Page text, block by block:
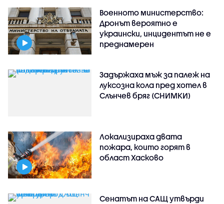
Военното министерство:
Дронът вероятно е
украински, инцидентът не е
преднамерен
Задържаха мъж за палеж на
луксозна кола пред хотел в
Слънчев бряг (СНИМКИ)
Локализираха двата
пожара, които горят в
област Хасково
Сенатът на САЩ утвърди